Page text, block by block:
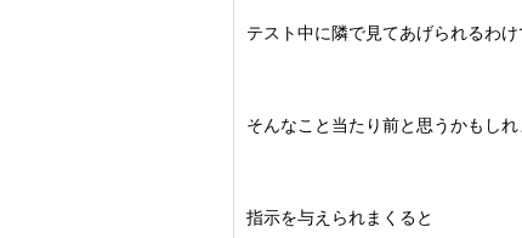
テスト中に隣で見てあげられるわけ
そんなこと当たり前と思うかもしれ
指示を与えられまくると